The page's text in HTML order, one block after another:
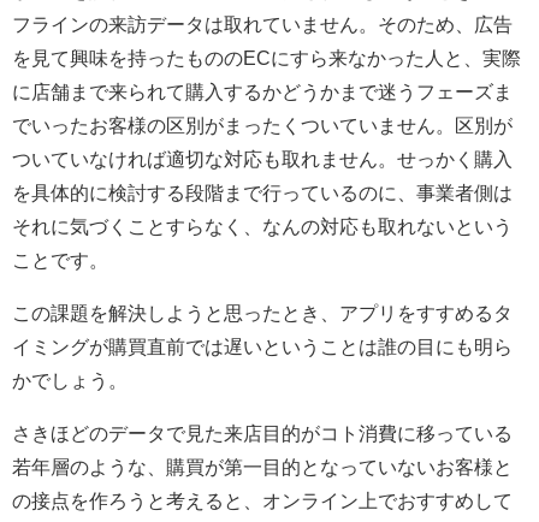
フラインの来訪データは取れていません。そのため、広告
を見て興味を持ったもののECにすら来なかった人と、実際
に店舗まで来られて購入するかどうかまで迷うフェーズま
でいったお客様の区別がまったくついていません。区別が
ついていなければ適切な対応も取れません。せっかく購入
を具体的に検討する段階まで行っているのに、事業者側は
それに気づくことすらなく、なんの対応も取れないという
ことです。
この課題を解決しようと思ったとき、アプリをすすめるタ
イミングが購買直前では遅いということは誰の目にも明ら
かでしょう。
さきほどのデータで見た来店目的がコト消費に移っている
若年層のような、購買が第一目的となっていないお客様と
の接点を作ろうと考えると、オンライン上でおすすめして